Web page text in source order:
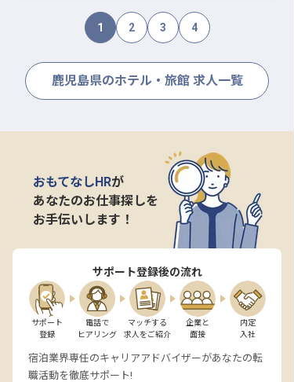
1 2 3 4
鹿児島県のホテル・旅館 求人一覧
おもてなしHRが
あなたのお仕事探しを
お手伝いします！
サポート登録後の流れ
サポート
登録
電話で
ヒアリング
マッチする
求人をご紹介
企業と
面接
内定
入社
宿泊業界専任のキャリアアドバイザーがあなたの転
職活動を徹底サポート!